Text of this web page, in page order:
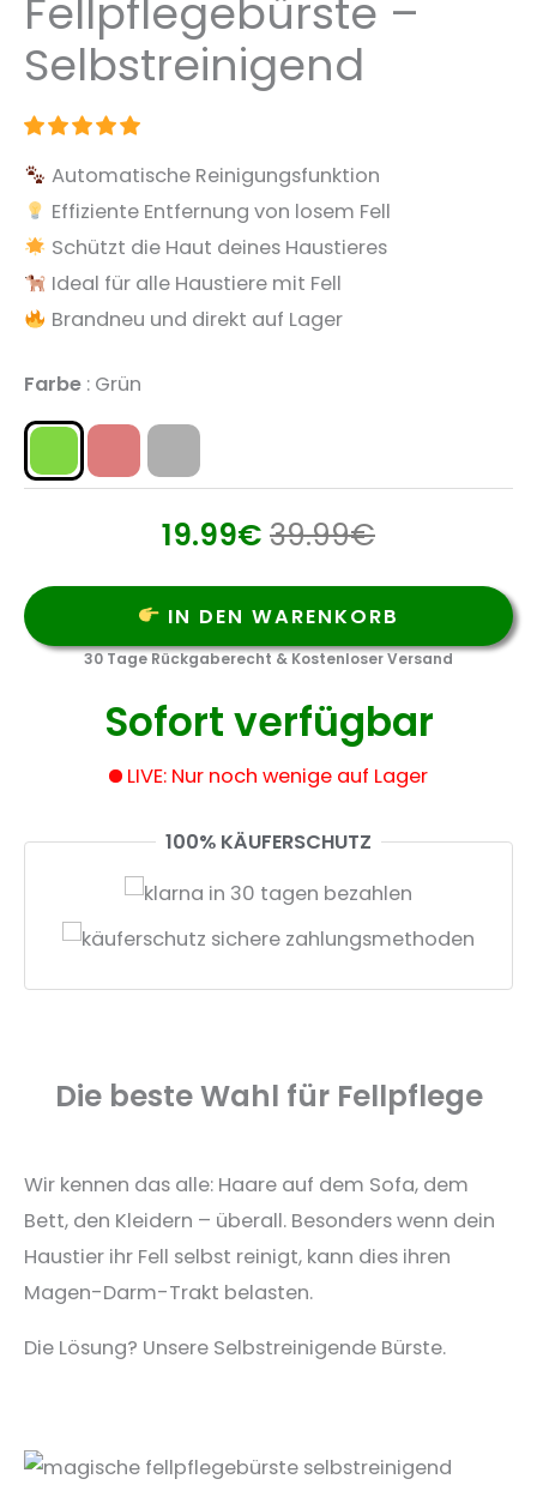
Fellpflegebürste –
Selbstreinigend
Automatische Reinigungsfunktion
Effiziente Entfernung von losem Fell
Schützt die Haut deines Haustieres
Ideal für alle Haustiere mit Fell
Brandneu und direkt auf Lager
Farbe Grün
19.99€ 39.99€
IN DEN WARENKORB
30 Tage Rückgaberecht & Kostenloser Versand
Sofort verfügbar
LIVE: Nur noch wenige auf Lager
100% KÄUFERSCHUTZ
Die beste Wahl für Fellpflege
Wir kennen das alle: Haare auf dem Sofa, dem
Bett, den Kleidern – überall. Besonders wenn dein
Haustier ihr Fell selbst reinigt, kann dies ihren
Magen-Darm-Trakt belasten.
Die Lösung? Unsere Selbstreinigende Bürste.